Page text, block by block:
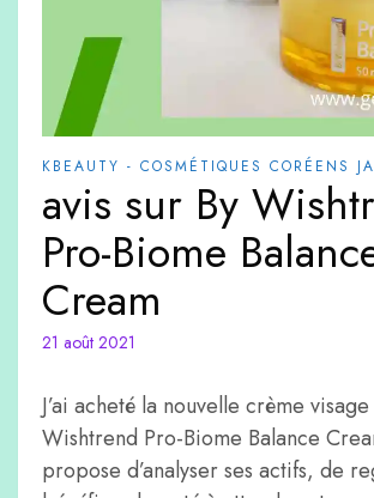
KBEAUTY - COSMÉTIQUES CORÉENS
avis sur By
Pro-Biome
Cream
21 août 2021
J’ai acheté la nouvelle crème visage
Wishtrend Pro-Biome Balance
propose d’analyser ses actifs, de